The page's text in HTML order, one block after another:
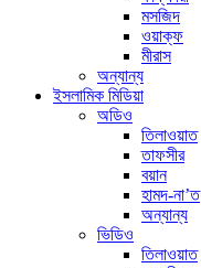
মসজিদ
ওয়াক্ফ
মীরাস
অন্যান্য
ইসলামিক মিডিয়া
অডিও
তিলাওয়াত
তাফসীর
বয়ান
হামদ-না’ত
অন্যান্য
ভিডিও
তিলাওয়াত